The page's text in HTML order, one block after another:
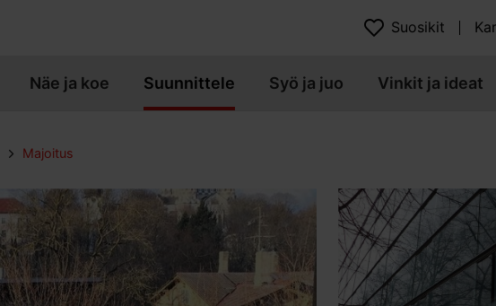
Suosikit
Näe ja koe Suunnittele Syö ja juo Vinkit ja ideat
Majoitus